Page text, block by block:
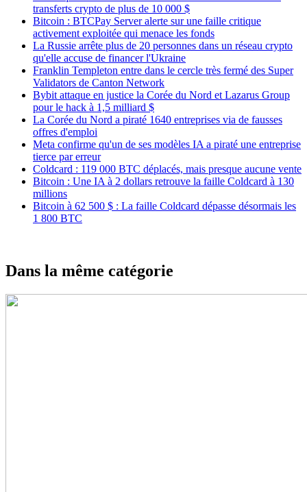
transferts crypto de plus de 10 000 $
Bitcoin : BTCPay Server alerte sur une faille critique
activement exploitée qui menace les fonds
La Russie arrête plus de 20 personnes dans un réseau crypto
qu'elle accuse de financer l'Ukraine
Franklin Templeton entre dans le cercle très fermé des Super
Validators de Canton Network
Bybit attaque en justice la Corée du Nord et Lazarus Group
pour le hack à 1,5 milliard $
La Corée du Nord a piraté 1640 entreprises via de fausses
offres d'emploi
Meta confirme qu'un de ses modèles IA a piraté une entreprise
tierce par erreur
Coldcard : 119 000 BTC déplacés, mais presque aucune vente
Bitcoin : Une IA à 2 dollars retrouve la faille Coldcard à 130
millions
Bitcoin à 62 500 $ : La faille Coldcard dépasse désormais les
1 800 BTC
Dans la même catégorie